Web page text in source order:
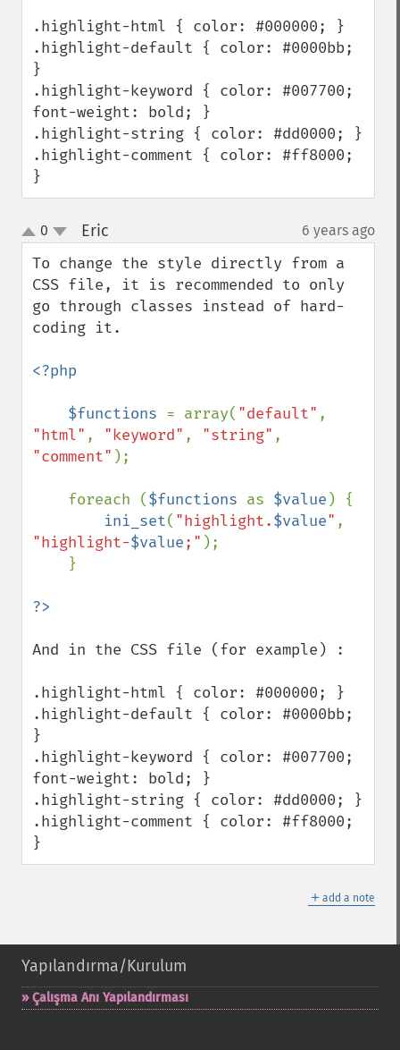
.highlight-html { color: #000000; }
.highlight-default { color: #0000bb;
}
.highlight-keyword { color: #007700;
font-weight: bold; }
.highlight-string { color: #dd0000; }
.highlight-comment { color: #ff8000;
}
up
down
0 Eric 6 years ago
To change the style directly from a
CSS file, it is recommended to only
go through classes instead of hard-
coding it.
<?php
    $functions
= array( "default"
"html" , "keyword" , "string"
"comment" );
    foreach (
$functions as $value ) {
ini_set( "highlight.$value"
"highlight-$value;" );
And in the CSS file (for example) :
.highlight-html { color: #000000; }
.highlight-default { color: #0000bb;
}
.highlight-keyword { color: #007700;
font-weight: bold; }
.highlight-string { color: #dd0000; }
.highlight-comment { color: #ff8000;
}
＋ add a note
Yapılandırma/Kurulum
Çalışma Anı Yapılandırması